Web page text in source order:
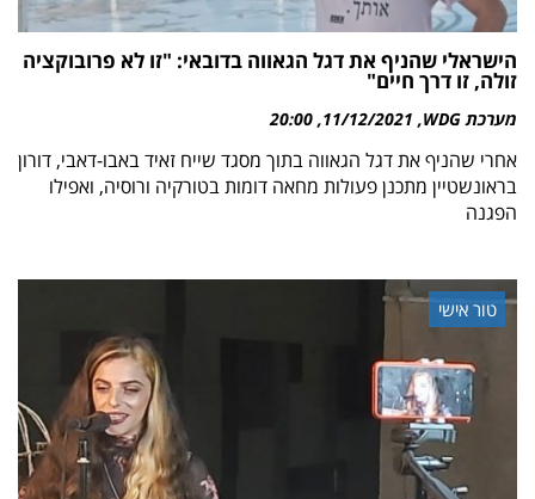
הישראלי שהניף את דגל הגאווה בדובאי: "זו לא פרובוקציה
זולה, זו דרך חיים"
מערכת WDG 11/12/2021
20:00
אחרי שהניף את דגל הגאווה בתוך מסגד שייח זאיד באבו-דאבי, דורון
בראונשטיין מתכנן פעולות מחאה דומות בטורקיה ורוסיה, ואפילו
הפגנה
טור אישי